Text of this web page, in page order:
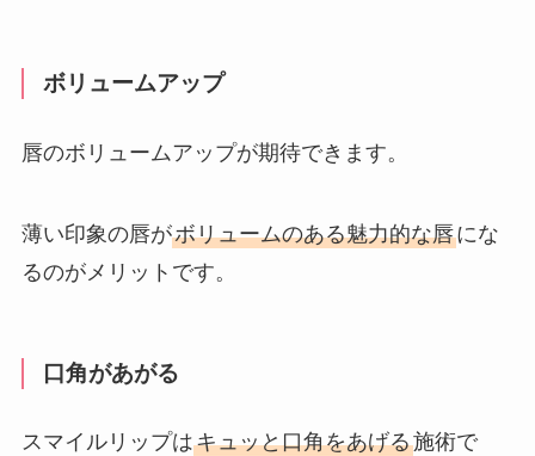
ボリュームアップ
唇のボリュームアップが期待できます。
薄い印象の唇がボリュームのある魅力的な唇にな
るのがメリットです。
口角があがる
スマイルリップはキュッと口角をあげる施術で